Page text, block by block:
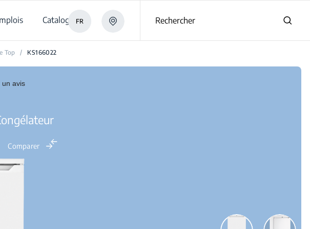
Catalogues
FR Rechercher
Top / KS166022
un avis
Comparer